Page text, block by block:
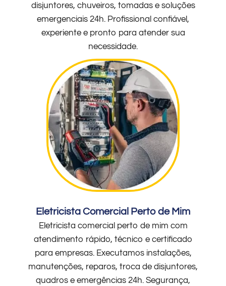
disjuntores, chuveiros, tomadas e soluções
emergenciais 24h. Profissional confiável,
experiente e pronto para atender sua
necessidade.
Eletricista Comercial Perto de Mim
Eletricista comercial perto de mim com
atendimento rápido, técnico e certificado
para empresas. Executamos instalações,
manutenções, reparos, troca de disjuntores,
quadros e emergências 24h. Segurança,